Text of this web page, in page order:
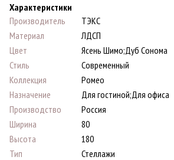
Характеристики
Производитель
ТЭКС
Материал
ЛДСП
Цвет
Ясень Шимо;Дуб Сонома
Стиль
Современный
Коллекция
Ромео
Назначение
Для гостиной;Для офиса
Производство
Россия
Ширина
80
Высота
180
Тип
Стеллажи